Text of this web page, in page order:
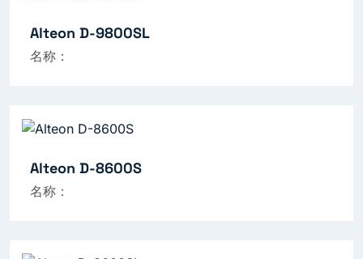
Alteon D-9800SL
名称：
Alteon D-8600S
名称：